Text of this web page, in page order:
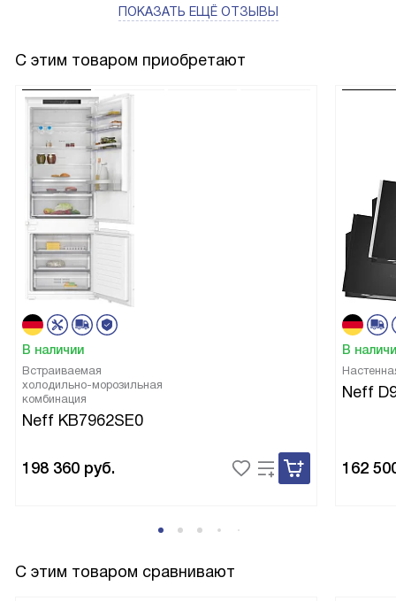
ПОКАЗАТЬ ЕЩЁ ОТЗЫВЫ
С этим товаром приобретают
В наличии
Встраиваемая
холодильно-морозильная
комбинация
Neff KB7962SE0
198 360 руб.
В
Neff
162
С этим товаром сравнивают